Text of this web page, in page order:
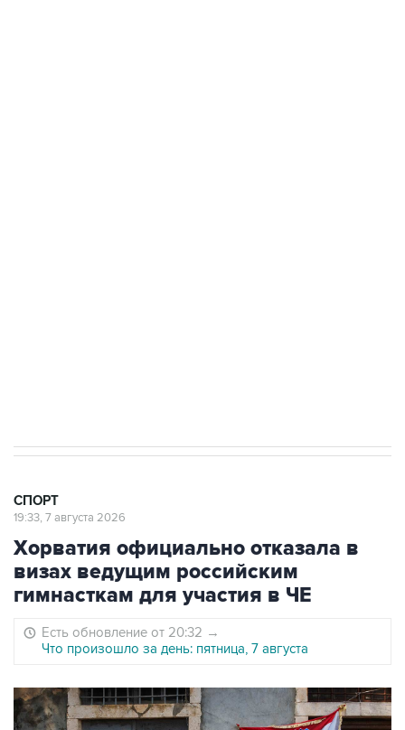
СПОРТ
19:33, 7 августа 2026
Хорватия официально отказала в
визах ведущим российским
гимнасткам для участия в ЧЕ
Есть обновление от 20:32 →
Что произошло за день: пятница, 7 августа